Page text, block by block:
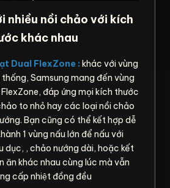
nhiều nồi chảo với kích
khác nhau
Dual FlexZone : khác với vùng
Samsung mang đến vùng
đáp ứng mọi kích thước
to nhỏ hay các loại nồi chảo
Bạn cũng có thể kết hợp dễ
1 vùng nấu lớn để nấu với
dục, , chảo nướng dài, hoặc kết
ăn khác nhau cùng lúc mà vẫn
cấp nhiệt đồng đều